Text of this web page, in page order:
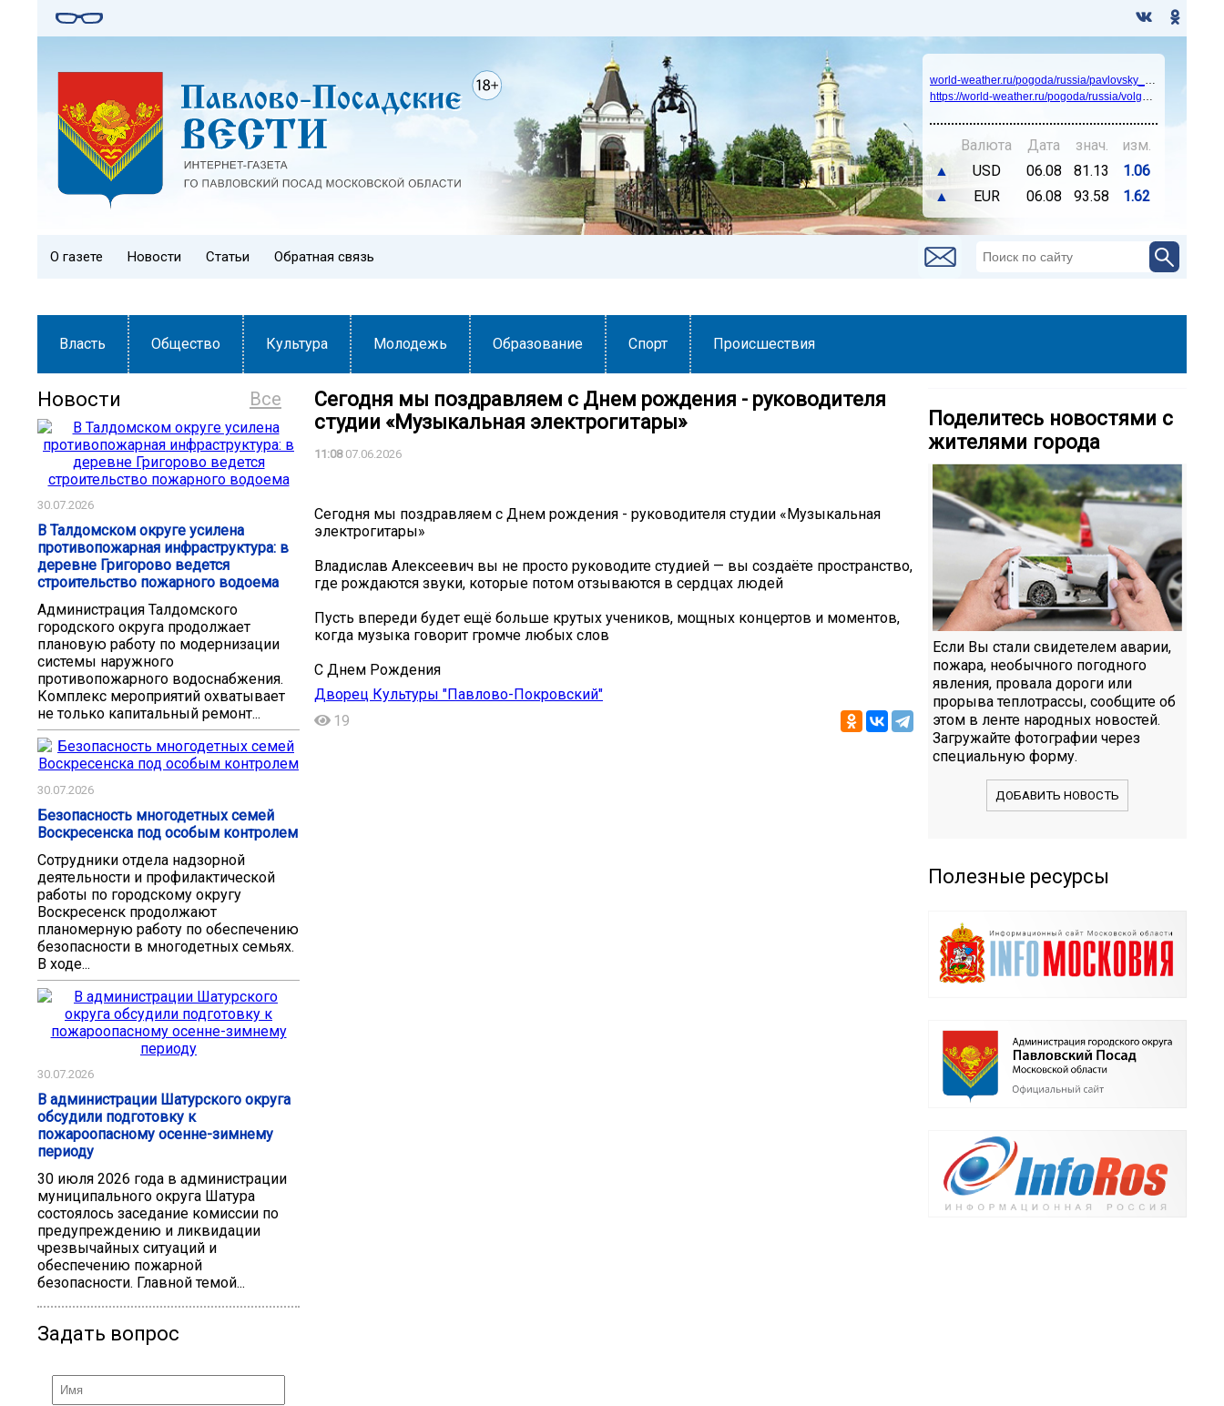
world-weather.ru/pogoda/russia/pavlovsky_posad/14days/
https://world-weather.ru/pogoda/russia/volgograd/
Валюта Дата знач.
изм.
▲
USD 06.08 81.13
1.06
▲
EUR 06.08 93.58 1.62
О газете Новости Статьи Обратная связь
Власть Общество Культура Молодежь Образование Спорт Происшествия
Все
Новости
30.07.2026
В Талдомском округе усилена
противопожарная инфраструктура: в
деревне Григорово ведется
строительство пожарного водоема
Администрация Талдомского
городского округа продолжает
плановую работу по модернизации
системы наружного
противопожарного водоснабжения.
Комплекс мероприятий охватывает
не только капитальный ремонт...
30.07.2026
Безопасность многодетных семей
Воскресенска под особым контролем
Сотрудники отдела надзорной
деятельности и профилактической
работы по городскому округу
Воскресенск продолжают
планомерную работу по обеспечению
безопасности в многодетных семьях.
В ходе...
30.07.2026
В администрации Шатурского округа
обсудили подготовку к
пожароопасному осенне-зимнему
периоду
30 июля 2026 года в администрации
муниципального округа Шатура
состоялось заседание комиссии по
предупреждению и ликвидации
чрезвычайных ситуаций и
обеспечению пожарной
безопасности. Главной темой...
Задать вопрос
Сегодня мы поздравляем с Днем рождения - руководителя
студии «Музыкальная электрогитары»
11:0807.06.2026
Сегодня мы поздравляем с Днем рождения - руководителя студии «Музыкальная
электрогитары»
Владислав Алексеевич вы не просто руководите студией — вы создаёте пространство,
где рождаются звуки, которые потом отзываются в сердцах людей
Пусть впереди будет ещё больше крутых учеников, мощных концертов и моментов,
когда музыка говорит громче любых слов️
С Днем Рождения
Дворец Культуры "Павлово-Покровский"
19
Поделитесь новостями с
жителями города
Если Вы стали свидетелем аварии,
пожара, необычного погодного
явления, провала дороги или
прорыва теплотрассы, сообщите об
этом в ленте народных новостей.
Загружайте фотографии через
специальную форму.
ДОБАВИТЬ НОВОСТЬ
Полезные ресурсы